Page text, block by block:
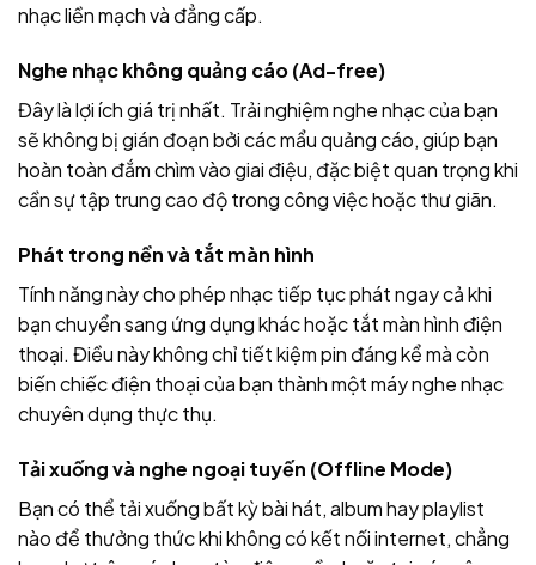
nhạc liền mạch và đẳng cấp.
Nghe nhạc không quảng cáo (Ad-free)
Đây là lợi ích giá trị nhất. Trải nghiệm nghe nhạc của bạn
sẽ không bị gián đoạn bởi các mẩu quảng cáo, giúp bạn
hoàn toàn đắm chìm vào giai điệu, đặc biệt quan trọng khi
cần sự tập trung cao độ trong công việc hoặc thư giãn.
Phát trong nền và tắt màn hình
Tính năng này cho phép nhạc tiếp tục phát ngay cả khi
bạn chuyển sang ứng dụng khác hoặc tắt màn hình điện
thoại. Điều này không chỉ tiết kiệm pin đáng kể mà còn
biến chiếc điện thoại của bạn thành một máy nghe nhạc
chuyên dụng thực thụ.
Tải xuống và nghe ngoại tuyến (Offline Mode)
Bạn có thể tải xuống bất kỳ bài hát, album hay playlist
nào để thưởng thức khi không có kết nối internet, chẳng